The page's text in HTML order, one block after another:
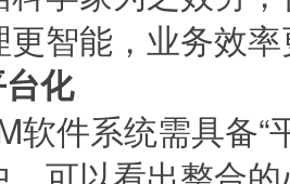
更智能，业务效
化
软件系统需具备“